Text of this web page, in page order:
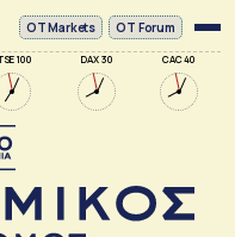
100 DAX 30 CAC 40
ΟΤ Markets OT Forum